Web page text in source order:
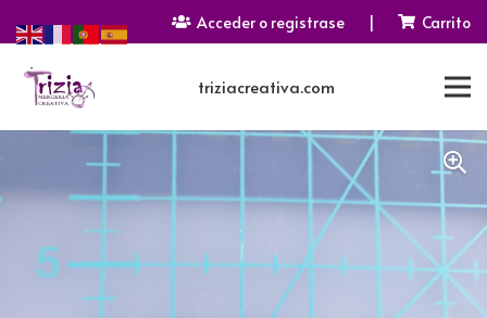
Acceder o registrase | Carrito
triziacreativa.com